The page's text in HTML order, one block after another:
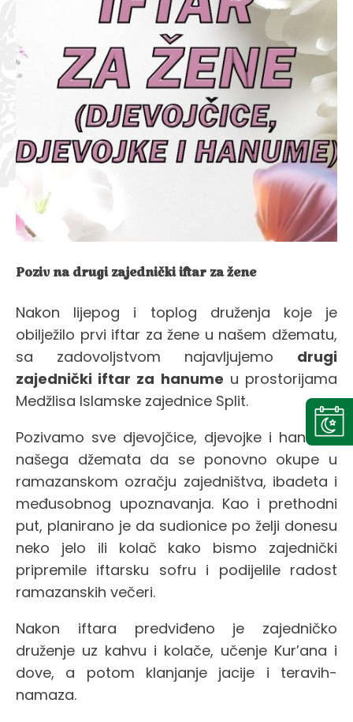
Poziv na drugi zajednički iftar za žene
Nakon lijepog i toplog druženja koje je
obilježilo prvi iftar za žene u našem džematu,
sa zadovoljstvom najavljujemo drugi
zajednički iftar za hanume u prostorijama
Medžlisa Islamske zajednice Split.
Pozivamo sve djevojčice, djevojke i hanume
našega džemata da se ponovno okupe u
ramazanskom ozračju zajedništva, ibadeta i
međusobnog upoznavanja. Kao i prethodni
put, planirano je da sudionice po želji donesu
neko jelo ili kolač kako bismo zajednički
pripremile iftarsku sofru i podijelile radost
ramazanskih večeri.
Nakon iftara predviđeno je zajedničko
druženje uz kahvu i kolače, učenje Kur’ana i
dove, a potom klanjanje jacije i teravih-
namaza.